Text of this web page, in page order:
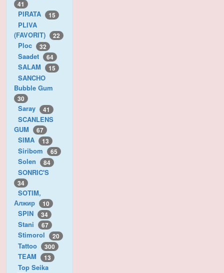
41
PIRATA 15
PLIVA
(FAVORIT)
22
Ploc 32
Saadet 64
SALAM 15
SANCHO
Bubble Gum
30
Saray 41
SCANLENS
GUM
67
SIMA 13
Siribom 65
Solen 84
SONRIC'S
34
SOTIM,
Алжир
10
SPIN 34
Stani 67
Stimorol 20
Tattoo 300
TEAM 13
Top Seika